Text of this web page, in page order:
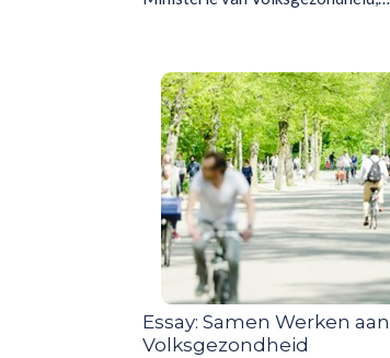
Essay: Samen Werken aan
Volksgezondheid